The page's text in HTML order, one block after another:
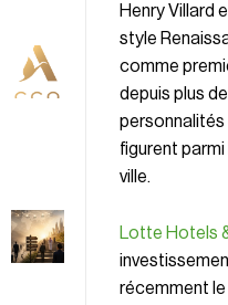
Henry Villard
style
comme
depuis plus
personnalités
figurent
ville.
Lotte Hotels
récemment le